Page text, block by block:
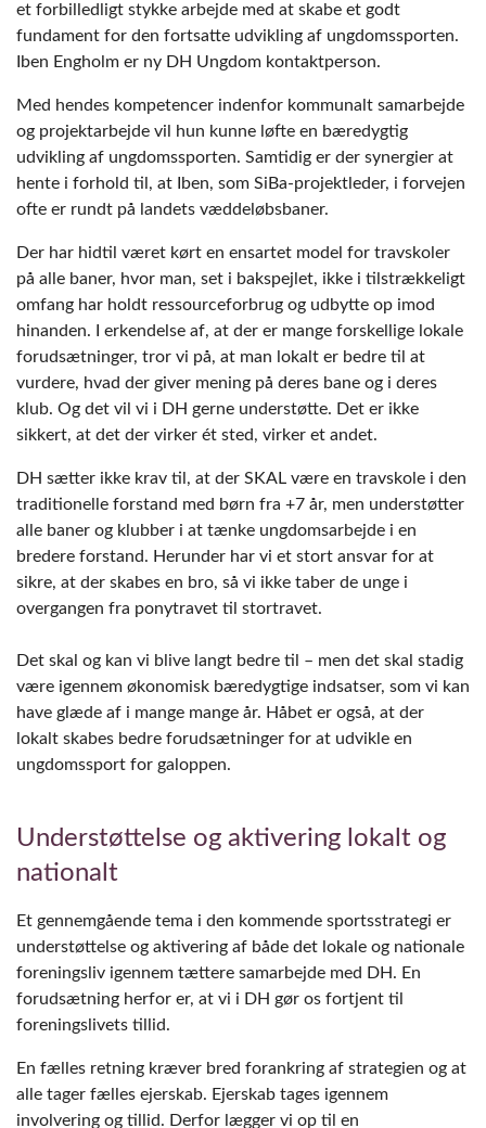
et forbilledligt stykke arbejde med at skabe et godt
fundament for den fortsatte udvikling af ungdomssporten.
Iben Engholm er ny DH Ungdom kontaktperson.
Med hendes kompetencer indenfor kommunalt samarbejde
og projektarbejde vil hun kunne løfte en bæredygtig
udvikling af ungdomssporten. Samtidig er der synergier at
hente i forhold til, at Iben, som SiBa-projektleder, i forvejen
ofte er rundt på landets væddeløbsbaner.
Der har hidtil været kørt en ensartet model for travskoler
på alle baner, hvor man, set i bakspejlet, ikke i tilstrækkeligt
omfang har holdt ressourceforbrug og udbytte op imod
hinanden. I erkendelse af, at der er mange forskellige lokale
forudsætninger, tror vi på, at man lokalt er bedre til at
vurdere, hvad der giver mening på deres bane og i deres
klub. Og det vil vi i DH gerne understøtte. Det er ikke
sikkert, at det der virker ét sted, virker et andet.
DH sætter ikke krav til, at der SKAL være en travskole i den
traditionelle forstand med børn fra +7 år, men understøtter
alle baner og klubber i at tænke ungdomsarbejde i en
bredere forstand. Herunder har vi et stort ansvar for at
sikre, at der skabes en bro, så vi ikke taber de unge i
overgangen fra ponytravet til stortravet.
Det skal og kan vi blive langt bedre til – men det skal stadig
være igennem økonomisk bæredygtige indsatser, som vi kan
have glæde af i mange mange år. Håbet er også, at der
lokalt skabes bedre forudsætninger for at udvikle en
ungdomssport for galoppen.
Understøttelse og aktivering lokalt og
nationalt
Et gennemgående tema i den kommende sportsstrategi er
understøttelse og aktivering af både det lokale og nationale
foreningsliv igennem tættere samarbejde med DH. En
forudsætning herfor er, at vi i DH gør os fortjent til
foreningslivets tillid.
En fælles retning kræver bred forankring af strategien og at
alle tager fælles ejerskab. Ejerskab tages igennem
involvering og tillid. Derfor lægger vi op til en